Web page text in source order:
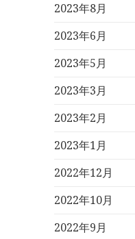
2023年8月
2023年6月
2023年5月
2023年3月
2023年2月
2023年1月
2022年12月
2022年10月
2022年9月